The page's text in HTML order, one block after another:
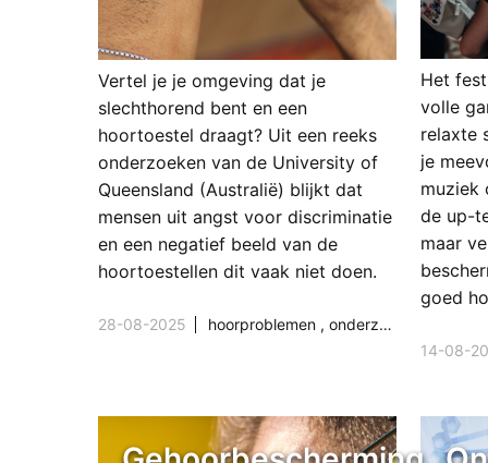
Vertel je je omgeving dat je
slechthorend bent en een
hoortoestel draagt? Uit een reeks
onderzoeken van de University of
Queensland (Australië) blijkt dat
mensen uit angst voor discriminatie
en een negatief beeld van de
hoortoestellen dit vaak niet doen.
28-08-2025 hoorproblemen ,onderzoek & wetenschap
Het
volle
relaxte
je
muziek
de up-
maar
goed
14-08-